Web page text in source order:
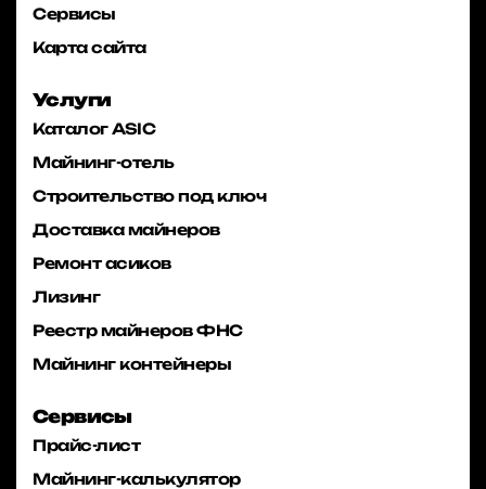
Сервисы
Карта сайта
Услуги
Каталог ASIC
Майнинг-отель
Строительство под ключ
Доставка майнеров
Ремонт асиков
Лизинг
Реестр майнеров ФНС
Майнинг контейнеры
Сервисы
Прайс-лист
Майнинг-калькулятор